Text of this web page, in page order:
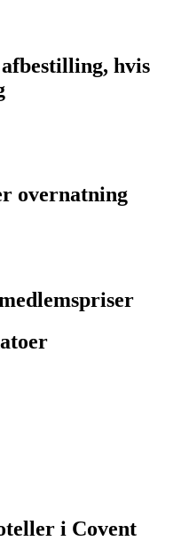
hvis
overnatning
i Covent